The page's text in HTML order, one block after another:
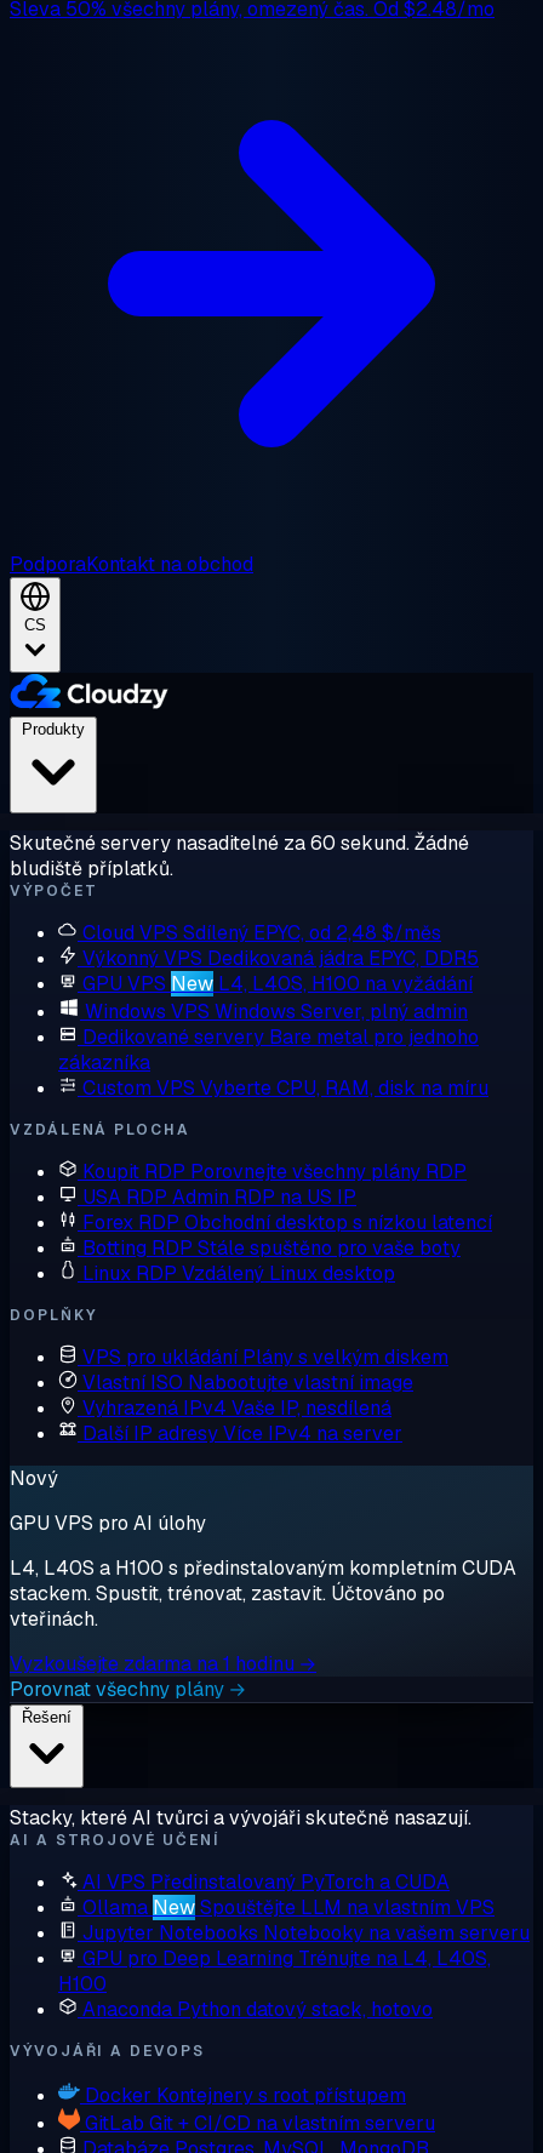
Sleva 50% všechny plány, omezený čas. Od $2.48/mo
PodporaKontakt na obchod
CS
Skutečné servery nasaditelné za 60 sekund. Žádné
bludiště příplatků.
VÝPOČET
Cloud VPS Sdílený EPYC, od 2,48 $/měs
Výkonný VPS Dedikovaná jádra EPYC, DDR5
GPU VPS New L4, L40S, H100 na vyžádání
Windows VPS Windows Server, plný admin
Dedikované servery Bare metal pro jednoho
zákazníka
Custom VPS Vyberte CPU, RAM, disk na míru
VZDÁLENÁ PLOCHA
Koupit RDP Porovnejte všechny plány RDP
USA RDP Admin RDP na US IP
Forex RDP Obchodní desktop s nízkou latencí
Botting RDP Stále spuštěno pro vaše boty
Linux RDP Vzdálený Linux desktop
DOPLŇKY
VPS pro ukládání Plány s velkým diskem
Vlastní ISO Nabootujte vlastní image
Vyhrazená IPv4 Vaše IP, nesdílená
Další IP adresyVíce IPv4 na server
Nový
GPU VPS pro AI úlohy
L4, L40S a H100 s předinstalovaným kompletním CUDA
stackem. Spustit, trénovat, zastavit. Účtováno po
vteřinách.
Vyzkoušejte zdarma na 1 hodinu →
Porovnat všechny plány →
Stacky, které AI tvůrci a vývojáři skutečně nasazují.
AI A STROJOVÉ UČENÍ
AI VPS Předinstalovaný PyTorch a CUDA
Ollama NewSpouštějte LLM na vlastním VPS
Jupyter Notebooks Notebooky na vašem serveru
GPU pro Deep Learning Trénujte na L4, L40S,
H100
Anaconda Python datový stack, hotovo
VÝVOJÁŘI A DEVOPS
Docker Kontejnery s root přístupem
GitLab Git + CI/CD na vlastním serveru